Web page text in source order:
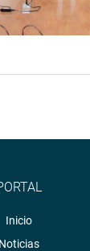
Inicio
Noticias